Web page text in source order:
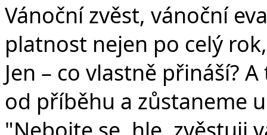
Vánoční zvěst, vánoční
platnost nejen po celý
Jen – co vlastně přináší?
od příběhu a zůstaneme